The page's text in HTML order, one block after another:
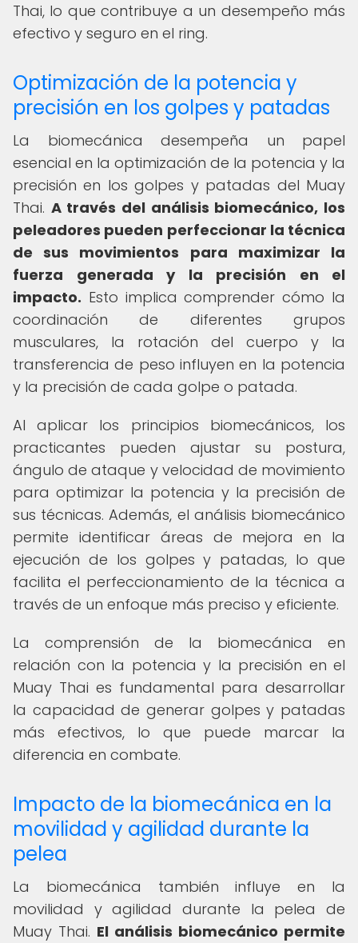
Thai, lo que contribuye a un desempeño más
efectivo y seguro en el ring.
Optimización de la potencia y
precisión en los golpes y patadas
La biomecánica desempeña un papel
esencial en la optimización de la potencia y la
precisión en los golpes y patadas del Muay
Thai. A través del análisis biomecánico, los
peleadores pueden perfeccionar la técnica
de sus movimientos para maximizar la
fuerza generada y la precisión en el
impacto. Esto implica comprender cómo la
coordinación de diferentes grupos
musculares, la rotación del cuerpo y la
transferencia de peso influyen en la potencia
y la precisión de cada golpe o patada.
Al aplicar los principios biomecánicos, los
practicantes pueden ajustar su postura,
ángulo de ataque y velocidad de movimiento
para optimizar la potencia y la precisión de
sus técnicas. Además, el análisis biomecánico
permite identificar áreas de mejora en la
ejecución de los golpes y patadas, lo que
facilita el perfeccionamiento de la técnica a
través de un enfoque más preciso y eficiente.
La comprensión de la biomecánica en
relación con la potencia y la precisión en el
Muay Thai es fundamental para desarrollar
la capacidad de generar golpes y patadas
más efectivos, lo que puede marcar la
diferencia en combate.
Impacto de la biomecánica en la
movilidad y agilidad durante la
pelea
La biomecánica también influye en la
movilidad y agilidad durante la pelea de
Muay Thai. El análisis biomecánico permite